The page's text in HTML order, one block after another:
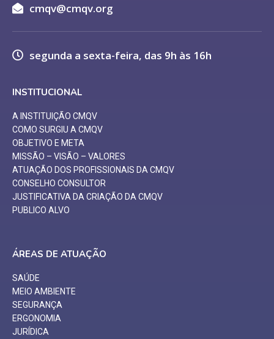
cmqv@cmqv.org
segunda a sexta-feira, das 9h às 16h
INSTITUCIONAL
A INSTITUIÇÃO CMQV
COMO SURGIU A CMQV
OBJETIVO E META
MISSÃO – VISÃO – VALORES
ATUAÇÃO DOS PROFISSIONAIS DA CMQV
CONSELHO CONSULTOR
JUSTIFICATIVA DA CRIAÇÃO DA CMQV
PUBLICO ALVO
ÁREAS DE ATUAÇÃO
SAÚDE
MEIO AMBIENTE
SEGURANÇA
ERGONOMIA
JURÍDICA